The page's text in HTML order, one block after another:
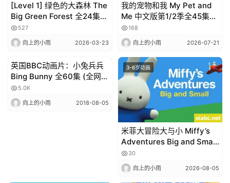
[Level 1] 绿色的大森林 The
Big Green Forest 全24集
视频720P/单词表/绘本/音频
下载
527
向上的小雨 2026-03-23
我的宠物和我 My Pet and
Me 中文版第1/2季全45集国
语中字高清1080P视频MP4
下载
168
向上的小雨 2026-07-21
3-6岁动画
英国BBC动画片：小兔兵兵
Bing Bunny 全60集 (全网首
发、高清mp4+字幕+MP3文
件) / 百度网盘
5.0K
向上的小雨 2018-08-05
3-6岁动画
米菲大冒险大与小 Miffy’s
Adventures Big and Small
英文版全52集英语中字高清
1080P
30
向上的小雨 2026-08-05